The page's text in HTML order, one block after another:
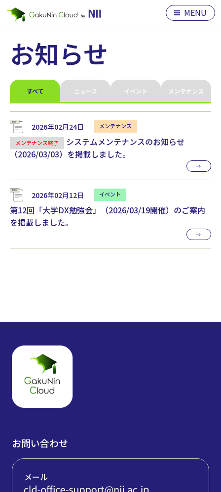
MENU
お知らせ
すべて ニュース イベント メンテナンス
2026年02月24日
メンテナンス終了
システムメンテナンスのお知らせ
（2026/03/03）を掲載しました。
2026年02月12日
第12回「大学DX勉強会」（2026/03/19開催）のご案内
を掲載しました。
お問い合わせ
メール